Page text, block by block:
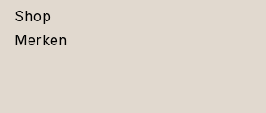
Shop
Merken